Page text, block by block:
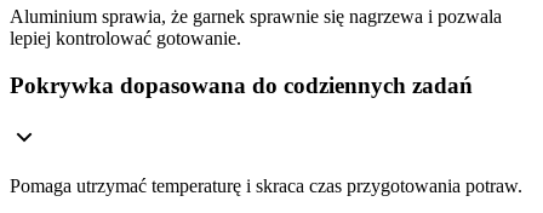
Aluminium sprawia, że garnek sprawnie się nagrzewa i pozwala
lepiej kontrolować gotowanie.
Pokrywka dopasowana do codziennych zadań
Pomaga utrzymać temperaturę i skraca czas przygotowania potraw.